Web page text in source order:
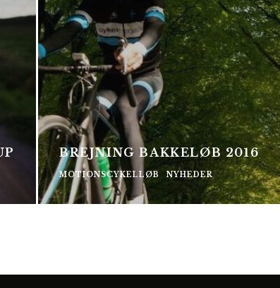
BREJNING BAKKELØB 2016
MOTIONSCYKELLØB NYHEDER